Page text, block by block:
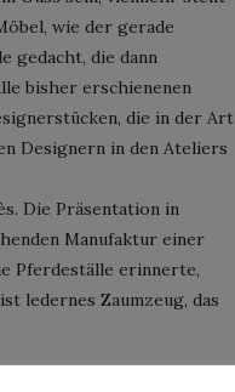
wie der gerade
gedacht, die dann
bisher erschienenen
die in der Art
Designern in den Ateliers
Die Präsentation in
Manufaktur einer
Pferdeställe erinnerte,
ledernes Zaumzeug, das